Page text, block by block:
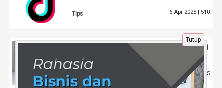
Tips 6 Apr 2025 | 510
Bagaimana Menciptakan Ruang Hidup yang
Minimalis dan Nyaman?
4 Jul 2024 |855
Tutup